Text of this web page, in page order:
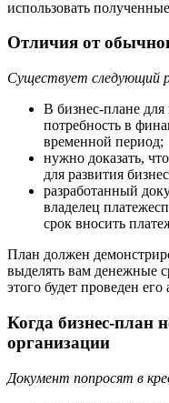
использовать
Отличия от
Существует следующий
В бизнес-плане
потребность в
временной период;
нужно доказать,
для развития
разработанный
владелец
срок вносить
План должен
выделять вам денежные
этого будет проведен
Когда бизнес-план
организации
Документ попросят в